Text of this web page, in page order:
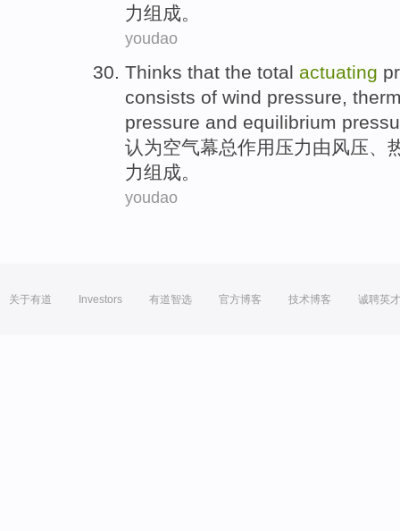
力组成。
youdao
Thinks that the total actuating
consists of wind pressure,
pressure and equilibrium
认为空气幕总作用 压力由 风压、
力组成。
youdao
关于有道 Investors 有道智选 官方博客 技术博客 诚聘英才